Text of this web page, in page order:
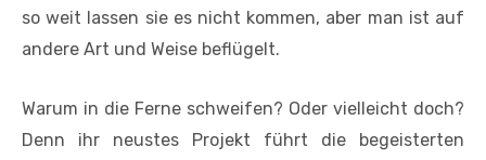
so weit lassen sie es nicht kommen, aber man ist auf
andere Art und Weise beflügelt.
Warum in die Ferne schweifen? Oder vielleicht doch?
Denn ihr neustes Projekt führt die begeisterten